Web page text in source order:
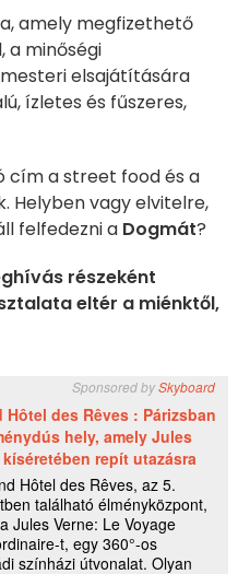
amely megfizethető
minőségi
elsajátítására
ízletes és fűszeres,
cím a street food és a
Helyben vagy elvitelre,
felfedezni a Dogmát?
részeként
eltér a miénktől,